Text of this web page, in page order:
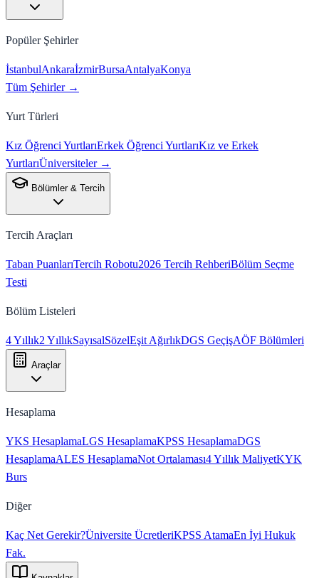
Popüler Şehirler
İstanbulAnkaraİzmirBursaAntalyaKonya
Tüm Şehirler →
Yurt Türleri
Kız Öğrenci YurtlarıErkek Öğrenci YurtlarıKız ve Erkek
YurtlarıÜniversiteler →
Bölümler & Tercih
Tercih Araçları
Taban PuanlarıTercih Robotu2026 Tercih RehberiBölüm Seçme
Testi
Bölüm Listeleri
4 Yıllık2 YıllıkSayısalSözelEşit AğırlıkDGS GeçişAÖF Bölümleri
Araçlar
Hesaplama
YKS HesaplamaLGS HesaplamaKPSS HesaplamaDGS
HesaplamaALES HesaplamaNot Ortalaması4 Yıllık MaliyetKYK
Burs
Diğer
Kaç Net Gerekir?Üniversite ÜcretleriKPSS AtamaEn İyi Hukuk
Fak.